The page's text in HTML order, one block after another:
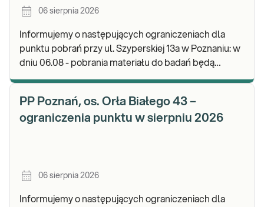
06 sierpnia 2026
Informujemy o następujących ograniczeniach dla
punktu pobrań przy ul. Szyperskiej 13a w Poznaniu: w
dniu 06.08 - pobrania materiału do badań będą
PP Poznań, os. Orła Białego 43 –
ograniczenia punktu w sierpniu 2026
06 sierpnia 2026
Informujemy o następujących ograniczeniach dla